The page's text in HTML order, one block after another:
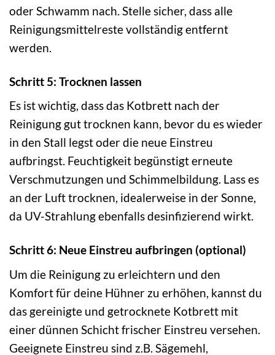
oder Schwamm nach. Stelle sicher, dass alle
Reinigungsmittelreste vollständig entfernt
werden.
Schritt 5: Trocknen lassen
Es ist wichtig, dass das Kotbrett nach der
Reinigung gut trocknen kann, bevor du es wieder
in den Stall legst oder die neue Einstreu
aufbringst. Feuchtigkeit begünstigt erneute
Verschmutzungen und Schimmelbildung. Lass es
an der Luft trocknen, idealerweise in der Sonne,
da UV-Strahlung ebenfalls desinfizierend wirkt.
Schritt 6: Neue Einstreu aufbringen (optional)
Um die Reinigung zu erleichtern und den
Komfort für deine Hühner zu erhöhen, kannst du
das gereinigte und getrocknete Kotbrett mit
einer dünnen Schicht frischer Einstreu versehen.
Geeignete Einstreu sind z.B. Sägemehl,